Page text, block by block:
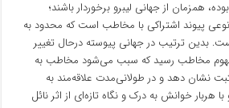
همزمان از جهانی لیبرو برخوردار باشند؛
نوعی پیوند اشتراکی با مخاطب است که محدود به
بدین ترتیب در جهانی پیوسته در‌حال تغییر
مخاطب رسید که سبب می‌شود مخاطب به
نشان دهد و در طولانی‌مدت علاقه‌مند به
هربار خوانش به درک و نگاه تازه‌ای از اثر نائل